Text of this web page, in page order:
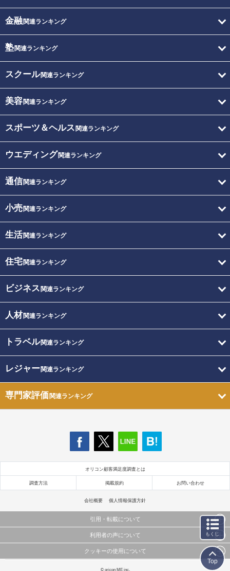
金融関連ランキング
塾関連ランキング
スクール関連ランキング
美容関連ランキング
スポーツ＆ヘルス 関連ランキング
ウエディング関連ランキング
通信関連ランキング
小売関連ランキング
生活関連ランキング
住宅関連ランキング
ビジネス 関連ランキング
人材関連ランキング
トラベル関連ランキング
レジャー関連ランキング
専門家評価関連ランキング
オリコン顧客満足度調査とは
調査方法 掲載規約 お問い合わせ
会社概要 個人情報保護方針
引用・転載について
当サイトで公開されている情報（文字、写真、イラスト、画像データ等）及びこれらの配置・
これらの情報を権利者の許可なく無断転載・複製などの二次利用を行うことは固く禁じており
利用者の声について
当サイトに掲載している内容はすべてサービスの利用者が提出された見解・感想です。
クッキーの使用について
このサイトでは Cookie を使用して、ユーザーに合わせたコンテンツや広告の表示、ソーシャル
© oricon ME inc.
もくじ
Top